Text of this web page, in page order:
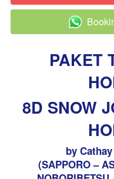
`
PAKET
8D
by
(SAPPORO –